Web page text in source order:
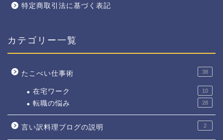
特定商取引法に基づく表記
カテゴリー一覧
たこべい仕事術 38
在宅ワーク 10
転職の悩み 28
言い訳料理ブログの説明 2